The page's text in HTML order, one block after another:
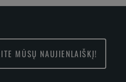
MŪSŲ NAUJIENLAIŠKĮ!